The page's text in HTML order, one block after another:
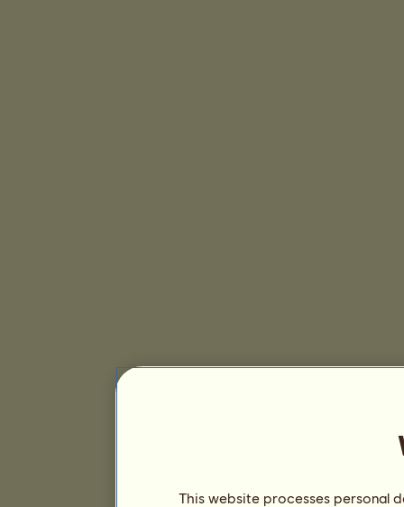
This website processes personal